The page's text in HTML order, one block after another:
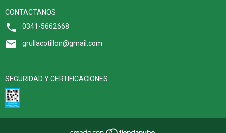
CONTACTANOS
0341-5662668
grullacotillon@gmail.com
SEGURIDAD Y CERTIFICACIONES